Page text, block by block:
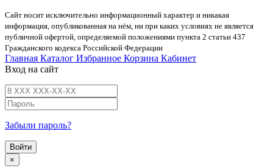
Сайт носит исключительно информационный характер и никакая
информация, опубликованная на нём, ни при каких условиях не является
публичной офертой, определяемой положениями пункта 2 статьи 437
Гражданского кодекса Российской Федерации
Главная Каталог Избранное Корзина Кабинет
Вход на сайт
Забыли пароль?
Войти
×